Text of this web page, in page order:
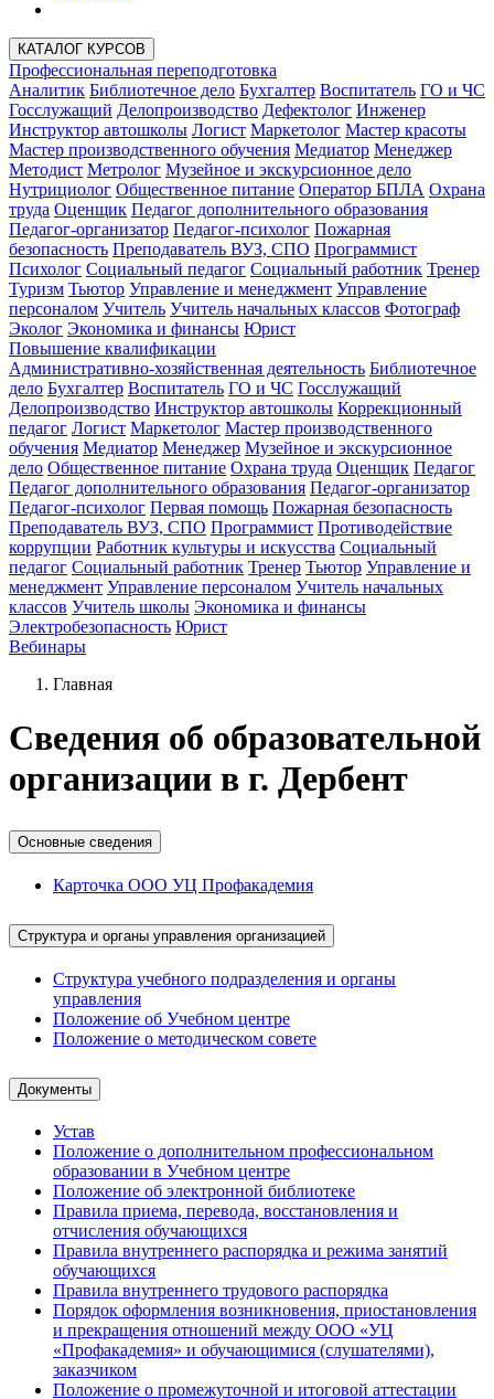
КАТАЛОГ КУРСОВ
Профессиональная переподготовка
Аналитик Библиотечное дело Бухгалтер Воспитатель ГО и ЧС
Госслужащий Делопроизводство Дефектолог Инженер
Инструктор автошколы Логист Маркетолог Мастер красоты
Мастер производственного обучения Медиатор Менеджер
Методист Метролог Музейное и экскурсионное дело
Нутрициолог Общественное питание Оператор БПЛА Охрана
труда Оценщик Педагог дополнительного образования
Педагог-организатор Педагог-психолог Пожарная
безопасность Преподаватель ВУЗ, СПО Программист
Психолог Социальный педагог Социальный работник Тренер
Туризм Тьютор Управление и менеджмент Управление
персоналом Учитель Учитель начальных классов Фотограф
Эколог Экономика и финансы Юрист
Повышение квалификации
Административно-хозяйственная деятельность Библиотечное
дело Бухгалтер Воспитатель ГО и ЧС Госслужащий
Делопроизводство Инструктор автошколы Коррекционный
педагог Логист Маркетолог Мастер производственного
обучения Медиатор Менеджер Музейное и экскурсионное
дело Общественное питание Охрана труда Оценщик Педагог
Педагог дополнительного образования Педагог-организатор
Педагог-психолог Первая помощь Пожарная безопасность
Преподаватель ВУЗ, СПО Программист Противодействие
коррупции Работник культуры и искусства Социальный
педагог Социальный работник Тренер Тьютор Управление и
менеджмент Управление персоналом Учитель начальных
классов Учитель школы Экономика и финансы
Электробезопасность Юрист
Вебинары
Главная
Cведения об образовательной
организации в г. Дербент
Основные сведения
Карточка ООО УЦ Профакадемия
Структура и органы управления организацией
Структура учебного подразделения и органы
управления
Положение об Учебном центре
Положение о методическом совете
Документы
Устав
Положение о дополнительном профессиональном
образовании в Учебном центре
Положение об электронной библиотеке
Правила приема, перевода, восстановления и
отчисления обучающихся
Правила внутреннего распорядка и режима занятий
обучающихся
Правила внутреннего трудового распорядка
Порядок оформления возникновения, приостановления
и прекращения отношений между ООО «УЦ
«Профакадемия» и обучающимися (слушателями),
заказчиком
Положение о промежуточной и итоговой аттестации